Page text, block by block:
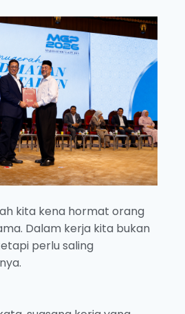
kita kena hormat orang
Dalam kerja kita bukan
perlu saling